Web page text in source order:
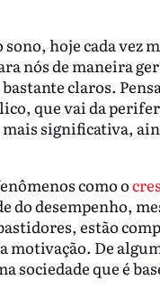
sono, hoje cada vez
nós de maneira
claros.
que vai da
significativa,
como o
do desempenho,
estão
De
sociedade que é